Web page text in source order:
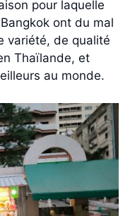
pour laquelle
ont du mal
variété, de qualité
Thaïlande, et
au monde.